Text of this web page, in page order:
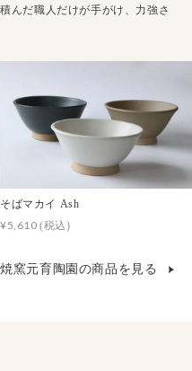
んだ職人だけが手がけ、力強さ
そばマカイ Ash
¥5,610(税込)
窯元育陶園の商品を見る